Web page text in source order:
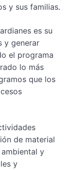
y sus familias.
es su
y generar
el programa
lo más
que los
de material
y
y